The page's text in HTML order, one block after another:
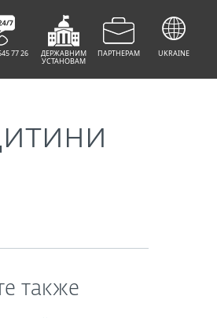
также
77 26 ДЕРЖАВНИМ
УСТАНОВАМ
ПАРТНЕРАМ UKRAINE